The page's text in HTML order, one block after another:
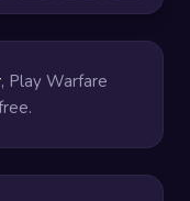
, Play Warfare